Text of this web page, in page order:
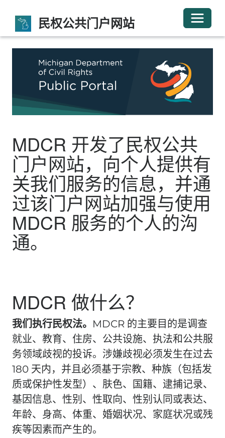
民权公共门户网站
切换导
MDCR 开发了民权公共
门户网站，向个人提供有
关我们服务的信息，并通
过该门户网站加强与使用
MDCR 服务的个人的沟
通。
MDCR 做什么？
我们执行民权法。 MDCR 的主要目的是调查
就业、教育、住房、公共设施、执法和公共服
务领域歧视的投诉。涉嫌歧视必须发生在过去
180 天内，并且必须基于宗教、种族（包括发
质或保护性发型）、肤色、国籍、逮捕记录、
基因信息、性别、性取向、性别认同或表达、
年龄、身高、体重、婚姻状况、家庭状况或残
疾等因素而产生的。